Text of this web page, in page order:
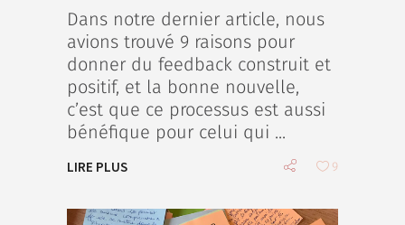
Dans notre dernier article, nous
avions trouvé 9 raisons pour
donner du feedback construit et
positif, et la bonne nouvelle,
c’est que ce processus est aussi
bénéfique pour celui qui
LIRE PLUS 9